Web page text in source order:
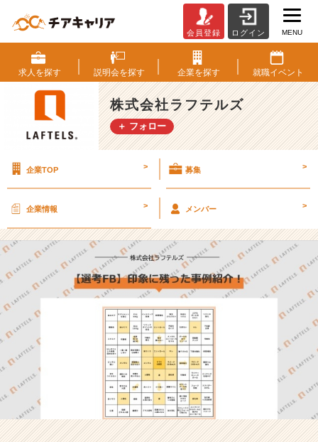
考
F
B】
印
象
に
事
介！
【株
式
会
社
ラ
フ
テ
ル
ズ
の
タ
イ
会員登録 ログイン MENU
求人を探す 説明会を探す 企業を探す 就職イベント
株式会社ラフテルズ
＋ フォロー
企業TOP > 募集 >
企業情報 > メンバー >